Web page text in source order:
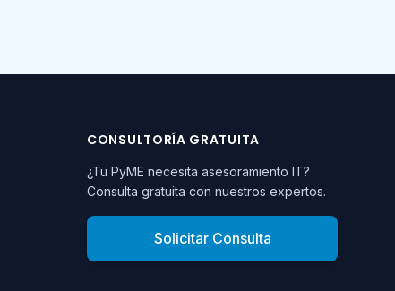
CONSULTORÍA GRATUITA
¿Tu PyME necesita asesoramiento IT?
Consulta gratuita con nuestros expertos.
Solicitar Consulta